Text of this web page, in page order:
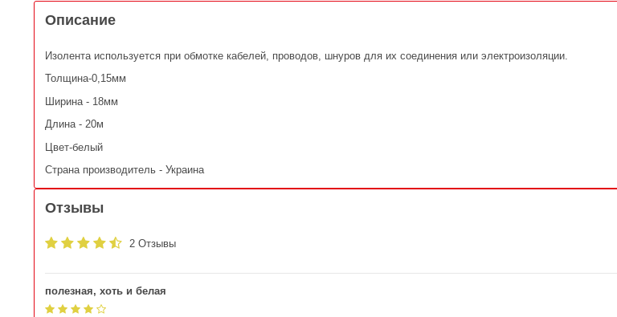
Описание
Изолента используется при обмотке кабелей, проводов, шнуров для их соединения или электроизоляции.
Толщина-0,15мм
Ширина - 18мм
Длина - 20м
Цвет-белый
Страна производитель - Украина
Отзывы
2 Отзывы
полезная, хоть и белая